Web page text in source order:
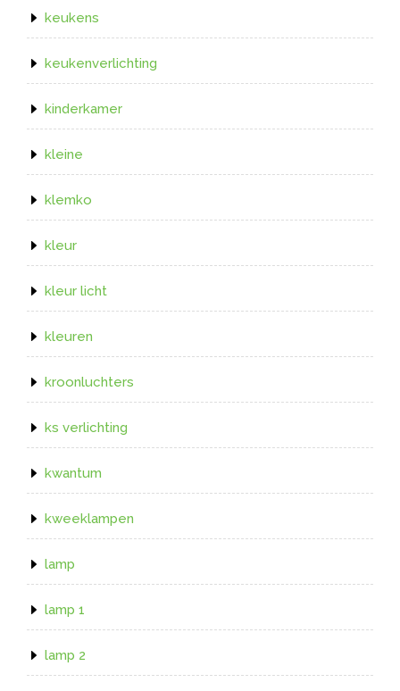
keukens
keukenverlichting
kinderkamer
kleine
klemko
kleur
kleur licht
kleuren
kroonluchters
ks verlichting
kwantum
kweeklampen
lamp
lamp 1
lamp 2